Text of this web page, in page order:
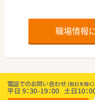
職場情報